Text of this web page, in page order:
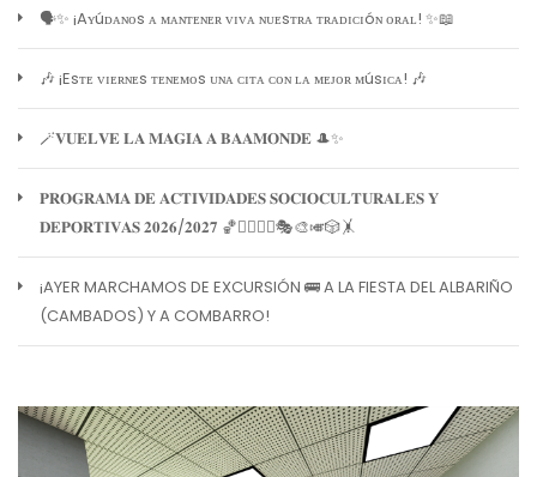
🗣️✨ ¡Aʏúᴅᴀɴᴏs ᴀ ᴍᴀɴᴛᴇɴᴇʀ ᴠɪᴠᴀ ɴᴜᴇsᴛʀᴀ ᴛʀᴀᴅɪᴄɪóɴ ᴏʀᴀʟ! ✨📖
🎶 ¡Esᴛᴇ ᴠɪᴇʀɴᴇs ᴛᴇɴᴇᴍᴏs ᴜɴᴀ ᴄɪᴛᴀ ᴄᴏɴ ʟᴀ ᴍᴇᴊᴏʀ ᴍúsɪᴄᴀ! 🎶
🪄𝐕𝐔𝐄𝐋𝐕𝐄 𝐋𝐀 𝐌𝐀𝐆𝐈𝐀 𝐀 𝐁𝐀𝐀𝐌𝐎𝐍𝐃𝐄 🎩✨
𝐏𝐑𝐎𝐆𝐑𝐀𝐌𝐀 𝐃𝐄 𝐀𝐂𝐓𝐈𝐕𝐈𝐃𝐀𝐃𝐄𝐒 𝐒𝐎𝐂𝐈𝐎𝐂𝐔𝐋𝐓𝐔𝐑𝐀𝐋𝐄𝐒 𝐘
𝐃𝐄𝐏𝐎𝐑𝐓𝐈𝐕𝐀𝐒 𝟐𝟎𝟐𝟔/𝟐𝟎𝟐𝟕 🏀🏊‍♀️🧘‍♀️🎭🎨🎺🎲🤸
¡AYER MARCHAMOS DE EXCURSIÓN 🚌 A LA FIESTA DEL ALBARIÑO
(CAMBADOS) Y A COMBARRO!